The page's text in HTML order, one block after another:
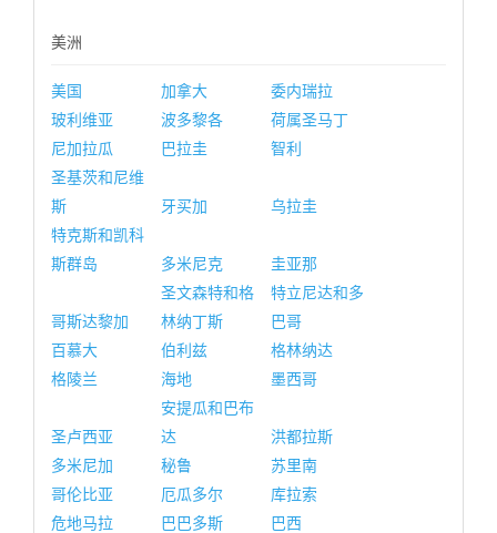
美洲
美国 加拿大
委内瑞拉
玻利维亚
波多黎各
荷属圣马丁
尼加拉瓜
巴拉圭
智利
圣基茨和尼维
斯
牙买加
乌拉圭
特克斯和凯科
斯群岛
多米尼克 圭亚那
哥斯达黎加
圣文森特和格
林纳丁斯
特立尼达和多
巴哥
百慕大
伯利兹
格林纳达
格陵兰
海地 墨西哥
圣卢西亚
安提瓜和巴布
达
洪都拉斯
多米尼加
秘鲁
苏里南
哥伦比亚
厄瓜多尔
库拉索
危地马拉
巴巴多斯
巴西